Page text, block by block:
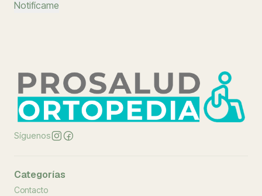
Notifícame
Síguenos
Categorías
Contacto